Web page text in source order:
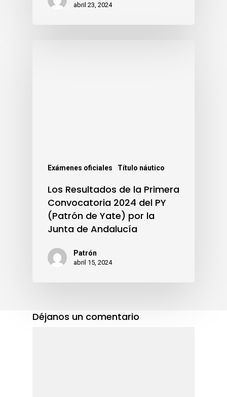
abril 23, 2024
Exámenes oficiales Título náutico
Los Resultados de la Primera
Convocatoria 2024 del PY
(Patrón de Yate) por la
Junta de Andalucía
Patrón
abril 15, 2024
Déjanos un comentario